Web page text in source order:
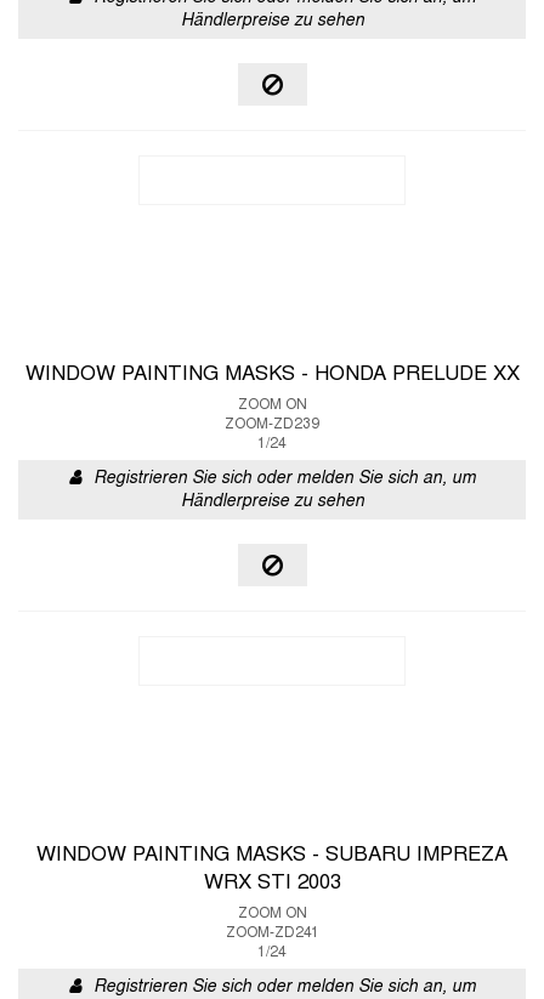
Händlerpreise zu sehen
WINDOW PAINTING MASKS - HONDA PRELUDE XX
ZOOM ON
ZOOM-ZD239
1/24
Registrieren Sie sich oder melden Sie sich an, um
Händlerpreise zu sehen
WINDOW PAINTING MASKS - SUBARU IMPREZA
WRX STI 2003
ZOOM ON
ZOOM-ZD241
1/24
Registrieren Sie sich oder melden Sie sich an, um